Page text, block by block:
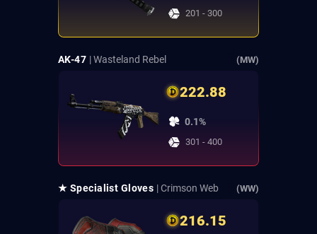
201 - 300
AK-47 | Wasteland Rebel (MW)
222.88
0.1%
301 - 400
★ Specialist Gloves | Crimson Web (WW)
216.15